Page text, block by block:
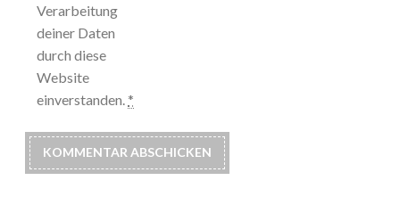
Verarbeitung
deiner Daten
durch diese
Website
einverstanden. *